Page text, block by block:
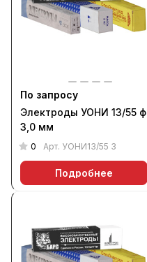
По запросу
Электроды УОНИ 13/55 ф
3,0 мм
0 Арт. УОНИ13/55 3
Подробнее